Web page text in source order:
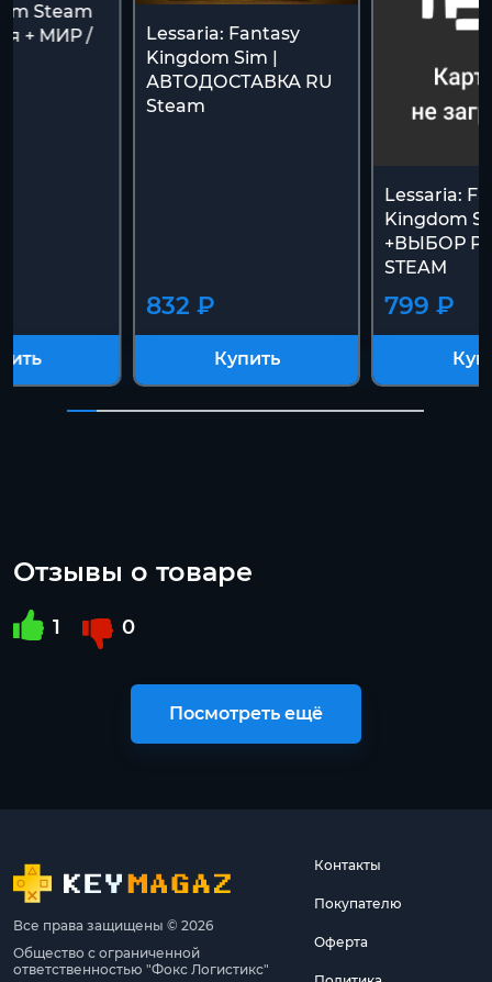
Steam
+ МИР /
Lessaria: Fantasy
Kingdom Sim |
АВТОДОСТАВКА RU
Steam
832 ₽
Купить
Lessaria:
Kingdom
+ВЫБОР
STEAM
799 ₽
Отзывы о товаре
1 0
Посмотреть ещё
Все права защищены © 2026
Общество с ограниченной
ответственностью "Фокс Логистикс"
Контакты
Покупателю
Оферта